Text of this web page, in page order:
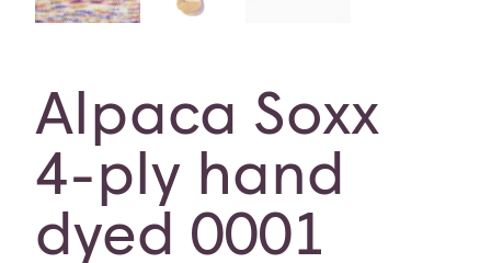
Alpaca Soxx
4-ply hand
dyed 0001